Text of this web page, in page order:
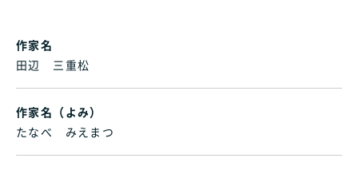
作家名
田辺 三重松
作家名（よみ）
たなべ みえまつ